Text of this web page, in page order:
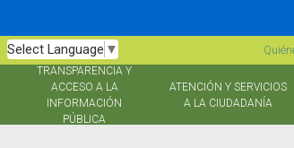
Select Language ▼
TRANSPARENCIA Y
ACCESO A LA
INFORMACIÓN
PÚBLICA
ATENCIÓN Y SERVICIOS
A LA CIUDADANÍA